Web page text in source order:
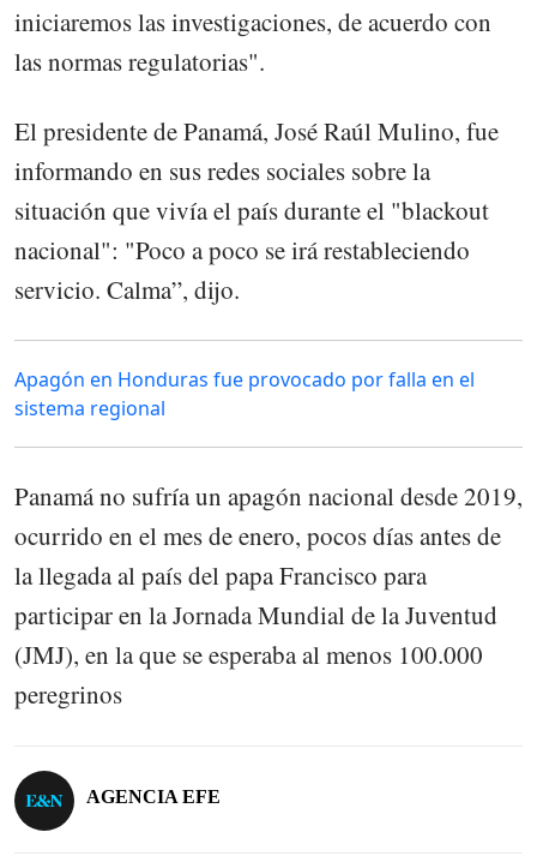
iniciaremos las investigaciones, de acuerdo con
las normas regulatorias".
El presidente de Panamá, José Raúl Mulino, fue
informando en sus redes sociales sobre la
situación que vivía el país durante el "blackout
nacional": "Poco a poco se irá restableciendo
servicio. Calma”, dijo.
Apagón en Honduras fue provocado por falla en el
sistema regional
Panamá no sufría un apagón nacional desde 2019,
ocurrido en el mes de enero, pocos días antes de
la llegada al país del papa Francisco para
participar en la Jornada Mundial de la Juventud
(JMJ), en la que se esperaba al menos 100.000
peregrinos
AGENCIA EFE